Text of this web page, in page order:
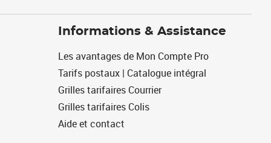
Informations & Assistance
Les avantages de Mon Compte Pro
Tarifs postaux | Catalogue intégral
Grilles tarifaires Courrier
Grilles tarifaires Colis
Aide et contact